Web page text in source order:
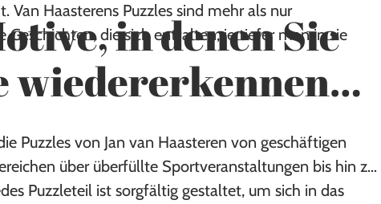
Van Haasterens Puzzles sind mehr als nur
Geschichten, die sich entfalten, je tiefer man in sie
in denen Sie
wiedererkennen
Puzzles von Jan van Haasteren von geschäftigen
über überfüllte Sportveranstaltungen bis hin zu
Puzzleteil ist sorgfältig gestaltet, um sich in das